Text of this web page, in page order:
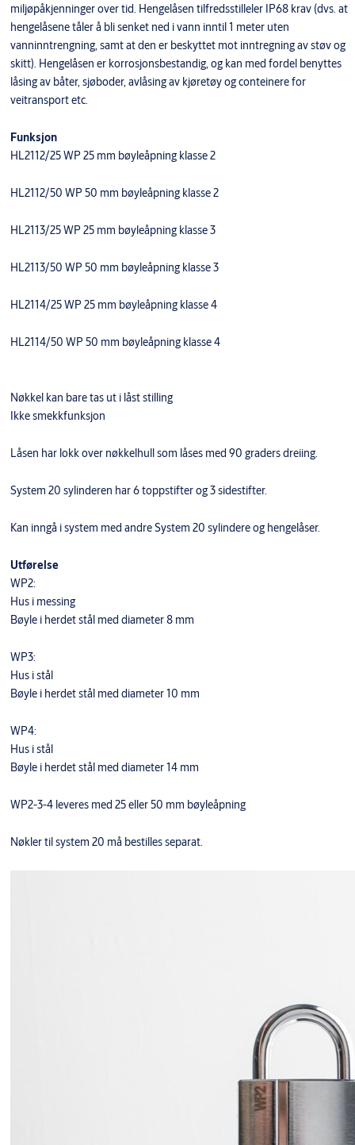
miljøpåkjenninger over tid. Hengelåsen tilfredsstilleler IP68 krav (dvs. at
hengelåsene tåler å bli senket ned i vann inntil 1 meter uten
vanninntrengning, samt at den er beskyttet mot inntregning av støv og
skitt). Hengelåsen er korrosjonsbestandig, og kan med fordel benyttes
låsing av båter, sjøboder, avlåsing av kjøretøy og conteinere for
veitransport etc.
Funksjon
HL2112/25 WP 25 mm bøyleåpning klasse 2
HL2112/50 WP 50 mm bøyleåpning klasse 2
HL2113/25 WP 25 mm bøyleåpning klasse 3
HL2113/50 WP 50 mm bøyleåpning klasse 3
HL2114/25 WP 25 mm bøyleåpning klasse 4
HL2114/50 WP 50 mm bøyleåpning klasse 4
Nøkkel kan bare tas ut i låst stilling
Ikke smekkfunksjon
Låsen har lokk over nøkkelhull som låses med 90 graders dreiing.
System 20 sylinderen har 6 toppstifter og 3 sidestifter.
Kan inngå i system med andre System 20 sylindere og hengelåser.
Utførelse
WP2:
Hus i messing
Bøyle i herdet stål med diameter 8 mm
WP3:
Hus i stål
Bøyle i herdet stål med diameter 10 mm
WP4:
Hus i stål
Bøyle i herdet stål med diameter 14 mm
WP2-3-4 leveres med 25 eller 50 mm bøyleåpning
Nøkler til system 20 må bestilles separat.